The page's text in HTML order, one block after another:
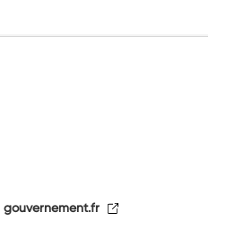
gouvernement.fr